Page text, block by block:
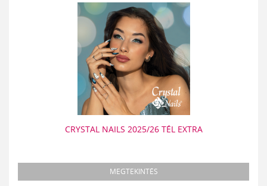
CRYSTAL NAILS 2025/26 TÉL EXTRA
MEGTEKINTÉS